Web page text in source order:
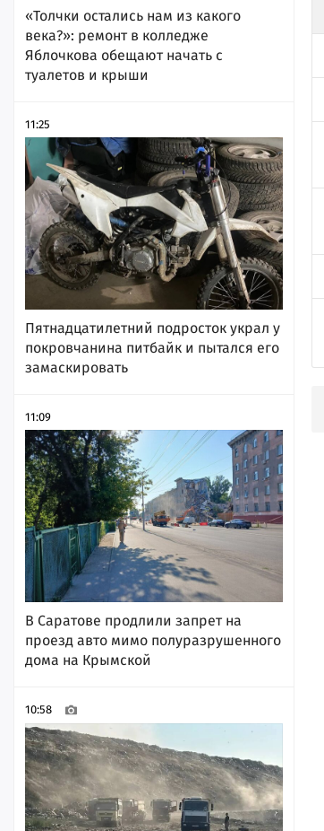
«Толчки остались нам из какого
века?»: ремонт в колледже
Яблочкова обещают начать с
туалетов и крыши
11:25
Пятнадцатилетний подросток украл у
покровчанина питбайк и пытался его
замаскировать
11:09
В Саратове продлили запрет на
проезд авто мимо полуразрушенного
дома на Крымской
10:58